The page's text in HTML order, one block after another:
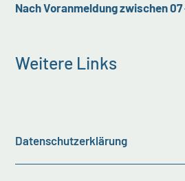
Nach Voranmeldung zwischen 07
Weitere Links
Datenschutzerklärung